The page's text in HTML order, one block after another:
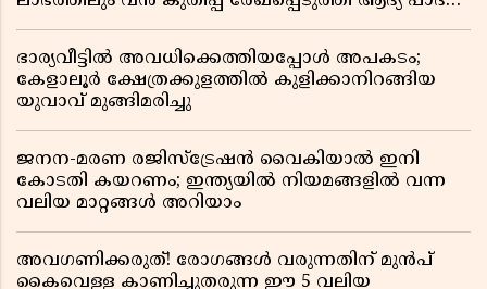
ഭാര്യവീട്ടിൽ അവധിക്കെത്തിയപ്പോൾ അപകടം;
കേളാലൂർ ക്ഷേത്രക്കുളത്തിൽ കുളിക്കാനിറങ്ങിയ
യുവാവ് മുങ്ങിമരിച്ചു
ജനന-മരണ രജിസ്ട്രേഷൻ വൈകിയാൽ ഇനി
കോടതി കയറണം; ഇന്ത്യയിൽ നിയമങ്ങളിൽ വന്ന
വലിയ മാറ്റങ്ങൾ അറിയാം
അവഗണിക്കരുത്! രോഗങ്ങൾ വരുന്നതിന് മുൻപ്
കൈവെള്ള കാണിച്ചുതരുന്ന ഈ 5 വലിയ